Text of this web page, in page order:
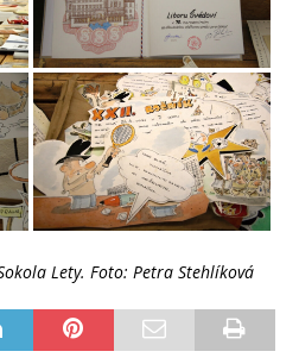
Lety. Foto: Petra Stehlíková